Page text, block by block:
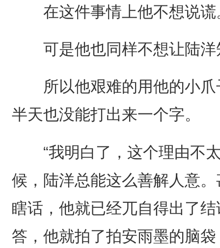
在这件事情上他不想说谎
可是他也同样不想让陆洋
所以他艰难的用他的小爪
半天也没能打出来一个字。
“我明白了，这个理由不太
候，陆洋总能这么善解人意
瞎话，他就已经兀自得出了
答，他就拍了拍安雨墨的脑